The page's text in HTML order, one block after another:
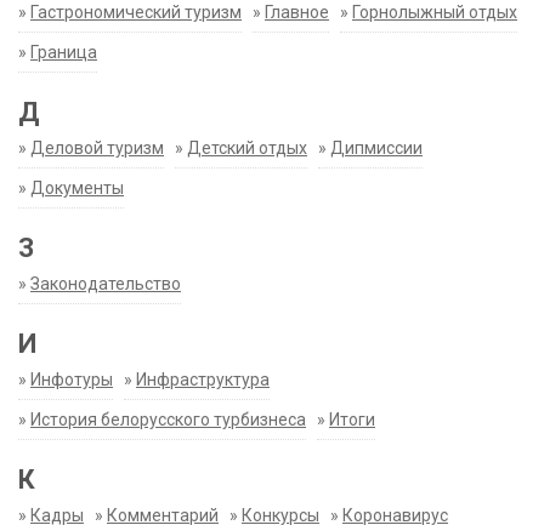
» Гастрономический туризм » Главное » Горнолыжный отдых
» Граница
Д
» Деловой туризм » Детский отдых » Дипмиссии
» Документы
З
» Законодательство
И
» Инфотуры » Инфраструктура
» История белорусского турбизнеса » Итоги
К
» Кадры » Комментарий » Конкурсы » Коронавирус